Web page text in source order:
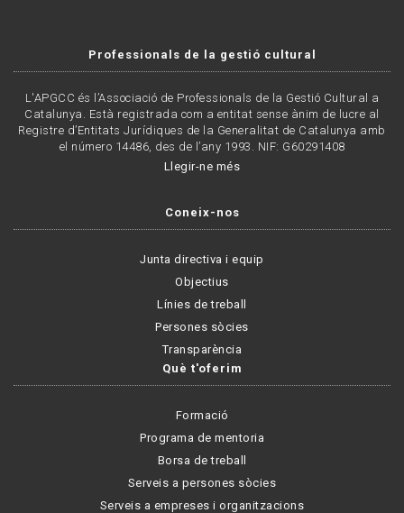
Professionals de la gestió cultural
L'APGCC és l’Associació de Professionals de la Gestió Cultural a
Catalunya. Està registrada com a entitat sense ànim de lucre al
Registre d’Entitats Jurídiques de la Generalitat de Catalunya amb
el número 14486, des de l’any 1993. NIF: G60291408
Llegir-ne més
Coneix-nos
Junta directiva i equip
Objectius
Línies de treball
Persones sòcies
Transparència
Què t'oferim
Formació
Programa de mentoria
Borsa de treball
Serveis a persones sòcies
Serveis a empreses i organitzacions